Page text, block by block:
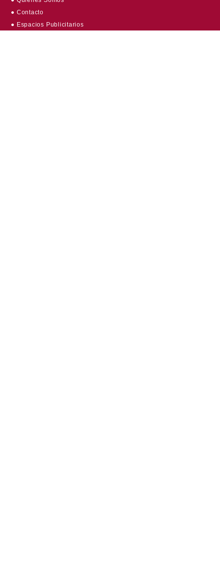
● Contacto
● Espacios Publicitarios